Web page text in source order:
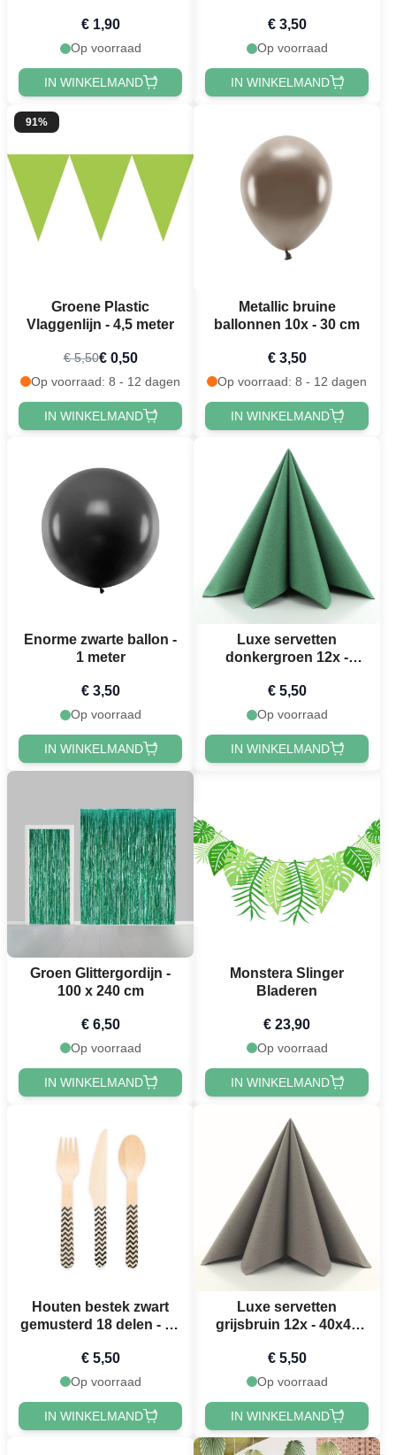
€ 1,90
Op voorraad
IN WINKELMAND
€ 3,50
Op voorraad
IN WINKELMAND
91%
Groene Plastic
Vlaggenlijn - 4,5 meter
€ 5,50€ 0,50
Op voorraad: 8 - 12 dagen
IN WINKELMAND
Metallic bruine
ballonnen 10x - 30 cm
€ 3,50
Op voorraad: 8 - 12 dagen
IN WINKELMAND
Enorme zwarte ballon -
1 meter
€ 3,50
Op voorraad
IN WINKELMAND
Luxe servetten
donkergroen 12x -
€ 5,50
Op voorraad
IN WINKELMAND
Groen Glittergordijn -
100 x 240 cm
€ 6,50
Op voorraad
IN WINKELMAND
Monstera Slinger
Bladeren
€ 23,90
Op voorraad
IN WINKELMAND
Houten bestek zwart
gemusterd 18 delen - 16
€ 5,50
Op voorraad
IN WINKELMAND
Luxe servetten
grijsbruin 12x - 40x40
€ 5,50
Op voorraad
IN WINKELMAND